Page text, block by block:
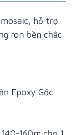
hỗ trợ
ron bền chắc
Epoxy Gốc